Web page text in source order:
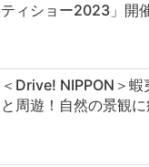
ティショー2023」開
＜Drive! NIPPON＞蝦
と周遊！自然の景観